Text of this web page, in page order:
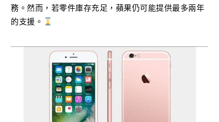
務。然而，若零件庫存充足，蘋果仍可能提供最多兩年
的支援。